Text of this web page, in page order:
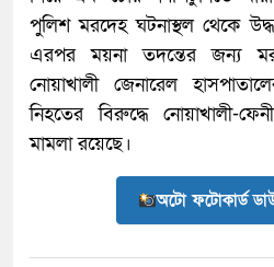
পুলিশ মরদেহ ঘটনাস্থল থেকে
এরপর ময়না তদন্তের জন্য
নোয়াখালী জেনারেল
নিহতের বিরুদ্ধে নোয়াখালী-
মামলা রয়েছে।
অটো ফটোকার্ড